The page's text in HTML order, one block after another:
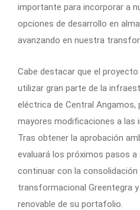
importante para incorporar a
opciones de desarrollo en
avanzando en nuestra
Cabe destacar que el
utilizar gran parte de la
eléctrica de Central Angamos,
mayores modificaciones a las
Tras obtener la aprobación
evaluará los próximos pasos a
continuar con la
transformacional Greentegra
renovable de su portafolio.